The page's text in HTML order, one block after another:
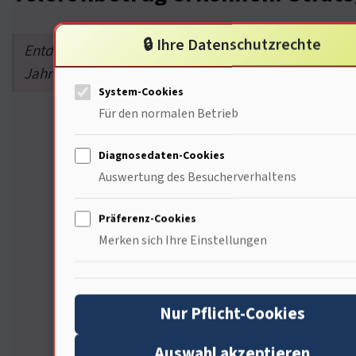
Entdecke, wiefunktioniert, und lerne von
Jahrhunderte entwickelt hat (…)
🔒 Ihre Datenschutzrechte
System-Cookies
Für den normalen Betrieb
Diagnosedaten-Cookies
Auswertung des Besucherverhaltens
Präferenz-Cookies
Merken sich Ihre Einstellungen
Nur Pflicht-Cookies